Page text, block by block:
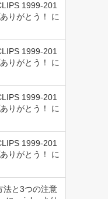
1999-201
りがとう！
に
1999-201
りがとう！
に
1999-201
りがとう！
に
1999-201
りがとう！
に
法と3つの注意